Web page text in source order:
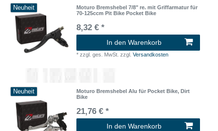
Neuheit
Moturo Bremshebel 7/8" re. mit Griffarmatur für
70-125ccm Pit Bike Pocket Bike
8,32 € *
In den Warenkorb
*zzgl. ges. MwSt. zzgl.Versandkosten
Neuheit
Moturo Bremshebel Alu für Pocket Bike, Dirt
Bike
21,76 € *
In den Warenkorb